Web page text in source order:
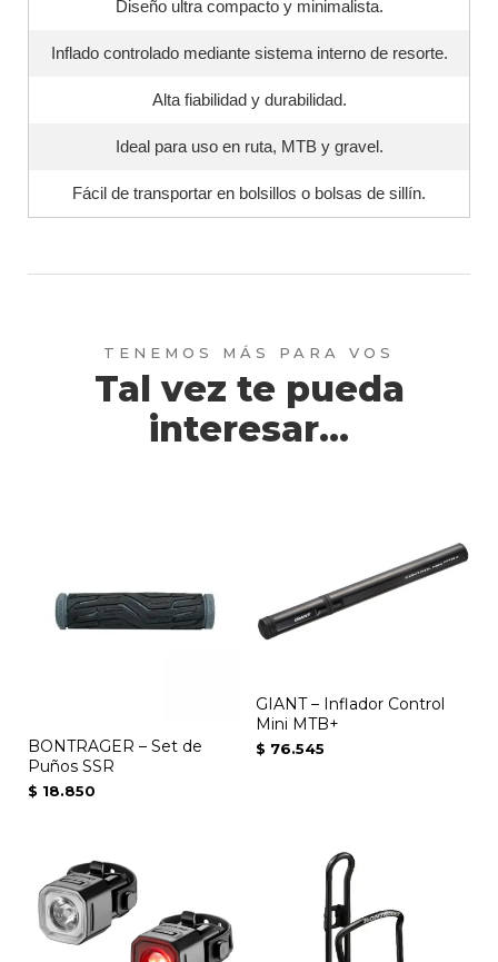
Diseño ultra compacto y minimalista.
Inflado controlado mediante sistema interno de resorte.
Alta fiabilidad y durabilidad.
Ideal para uso en ruta, MTB y gravel.
Fácil de transportar en bolsillos o bolsas de sillín.
Tal vez te pueda
interesar...
BONTRAGER – Set de
Puños SSR
$ 18.850
GIANT – Inflador Control
Mini MTB+
$ 76.545